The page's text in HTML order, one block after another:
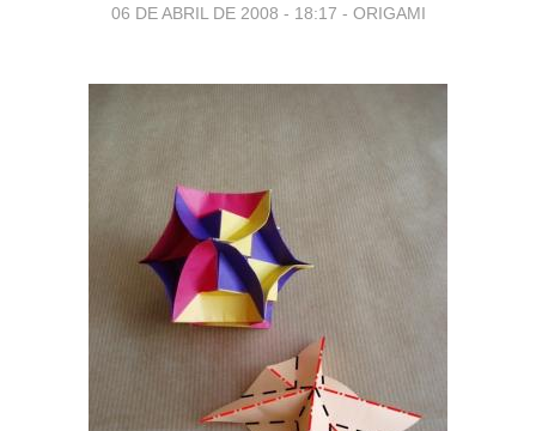
06 DE ABRIL DE 2008 - 18:17 - ORIGAMI